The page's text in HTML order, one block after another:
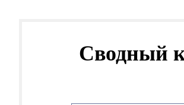
Сводный